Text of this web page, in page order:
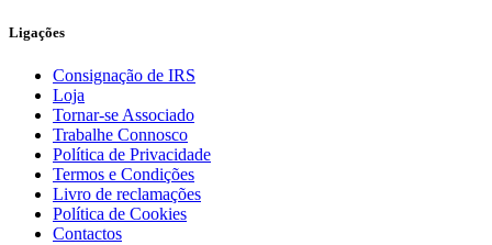
Ligações
Consignação de IRS
Loja
Tornar-se Associado
Trabalhe Connosco
Política de Privacidade
Termos e Condições
Livro de reclamações
Política de Cookies
Contactos